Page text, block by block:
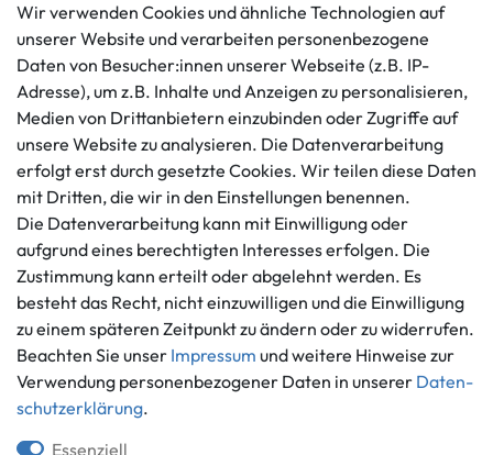
Kundenservice
+49 421 596586
info@gameworld.de
Kontaktformular
Rechtliches
AGB
Impressum
Datenschutzerklärung
Widerrufs­recht
Vertrag widerrufen
Informationen
Über uns
Häufig gestellte Fragen
Zahlung und Versand
Zahlungsmöglichkeiten
Wir verwenden Cookies und ähnliche Technologien auf
unserer Website und verarbeiten personenbezogene
Daten von Besucher:innen unserer Webseite (z.B. IP-
Adresse), um z.B. Inhalte und Anzeigen zu personalisieren,
Medien von Drittanbietern einzubinden oder Zugriffe auf
unsere Website zu analysieren. Die Datenverarbeitung
erfolgt erst durch gesetzte Cookies. Wir teilen diese Daten
mit Dritten, die wir in den Einstellungen benennen.
Die Datenverarbeitung kann mit Einwilligung oder
aufgrund eines berechtigten Interesses erfolgen. Die
Zustimmung kann erteilt oder abgelehnt werden. Es
besteht das Recht, nicht einzuwilligen und die Einwilligung
zu einem späteren Zeitpunkt zu ändern oder zu widerrufen.
Beachten Sie unser Impressum und weitere Hinweise zur
Verwendung personenbezogener Daten in unserer Daten­
schutz­erklärung.
Essenziell